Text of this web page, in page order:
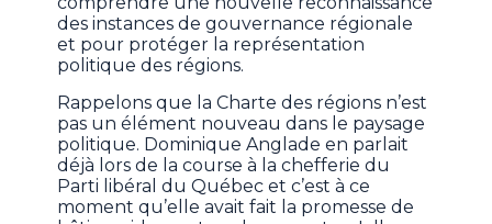
des instances de gouvernance régionale
et pour protéger la représentation
politique des régions.
Rappelons que la Charte des régions n’est
pas un élément nouveau dans le paysage
politique. Dominique Anglade en parlait
déjà lors de la course à la chefferie du
Parti libéral du Québec et c’est à ce
moment qu’elle avait fait la promesse de